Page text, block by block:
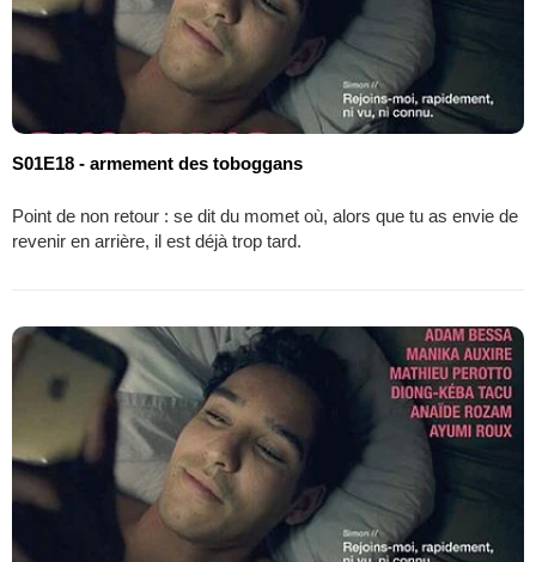
S01E18 - armement des toboggans
Point de non retour : se dit du momet où, alors que tu as envie de
revenir en arrière, il est déjà trop tard.